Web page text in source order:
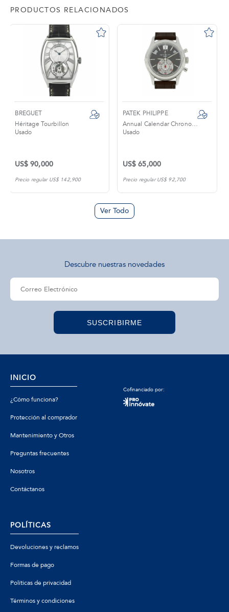
PRODUCTOS RELACIONADOS
BREGUET
Héritage Tourbillon
Usado
US$ 90,000
Precio regular US$ 142,900
PATEK PHILIPPE
Annual Calendar Chronograph
Usado
US$ 65,000
Precio regular US$ 92,700
Ver Todo
Descubre nuestras novedades
SUSCRIBIRME
INICIO
¿Cómo funciona?
Protección al comprador
Mantenimiento y Otros
Preguntas frecuentes
Nosotros
Contáctanos
Cofinanciado por:
POLÍTICAS
Devoluciones y reclamos
Formas de pago
Políticas de privacidad
Términos y condiciones